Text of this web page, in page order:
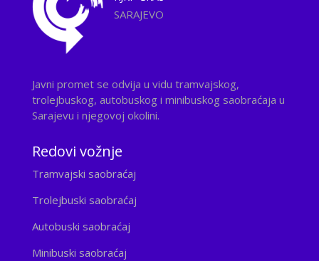
SARAJEVO
Javni promet se odvija u vidu tramvajskog,
trolejbuskog, autobuskog i minibuskog saobraćaja u
Sarajevu i njegovoj okolini.
Redovi vožnje
Tramvajski saobraćaj
Trolejbuski saobraćaj
Autobuski saobraćaj
Minibuski saobraćaj